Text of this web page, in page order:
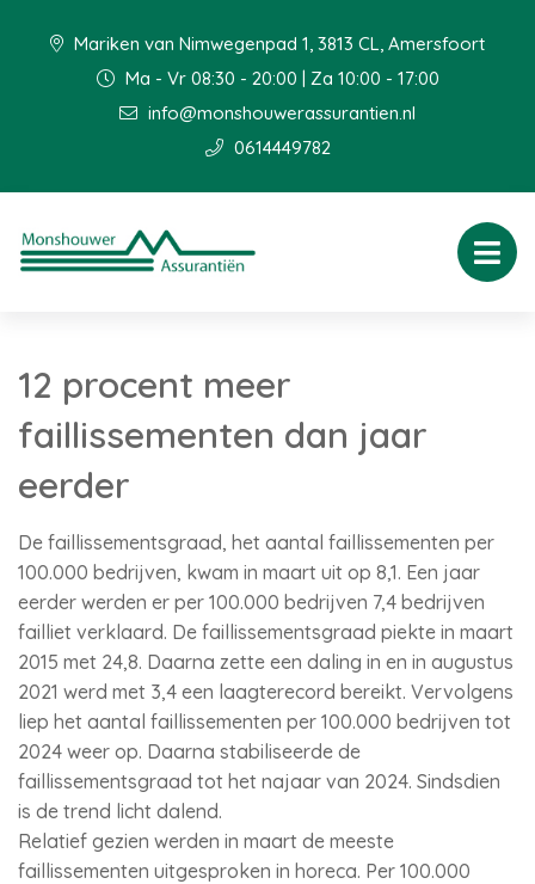
Mariken van Nimwegenpad 1, 3813 CL, Amersfoort
Ma - Vr 08:30 - 20:00 | Za 10:00 - 17:00
info@monshouwerassurantien.nl
0614449782
12 procent meer
faillissementen dan jaar
eerder
De faillissementsgraad, het aantal faillissementen per
100.000 bedrijven, kwam in maart uit op 8,1. Een jaar
eerder werden er per 100.000 bedrijven 7,4 bedrijven
failliet verklaard. De faillissementsgraad piekte in maart
2015 met 24,8. Daarna zette een daling in en in augustus
2021 werd met 3,4 een laagterecord bereikt. Vervolgens
liep het aantal faillissementen per 100.000 bedrijven tot
2024 weer op. Daarna stabiliseerde de
faillissementsgraad tot het najaar van 2024. Sindsdien
is de trend licht dalend.
Relatief gezien werden in maart de meeste
faillissementen uitgesproken in horeca. Per 100.000